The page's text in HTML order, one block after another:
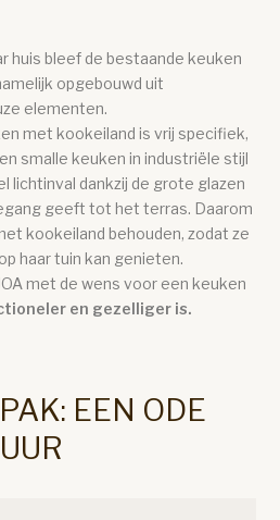
huis bleef de bestaande keuken
opgebouwd uit
elementen.
met kookeiland is vrij specifiek,
smalle keuken in industriële stijl
lichtinval dankzij de grote glazen
geeft tot het terras. Daarom
kookeiland behouden, zodat ze
haar tuin kan genieten.
met de wens voor een keuken
en gezelliger is.
EEN ODE